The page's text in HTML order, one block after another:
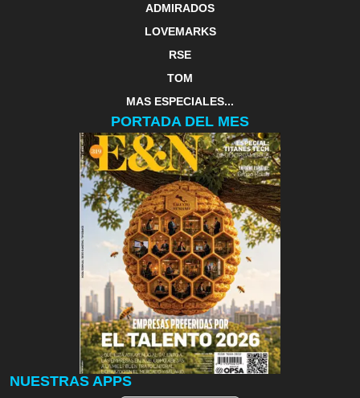
ADMIRADOS
LOVEMARKS
RSE
TOM
MAS ESPECIALES...
PORTADA DEL MES
NUESTRAS APPS